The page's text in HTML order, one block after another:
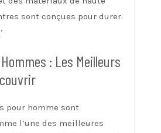
sont conçues pour durer.
: Les Meilleurs
pour homme sont
l’une des meilleures